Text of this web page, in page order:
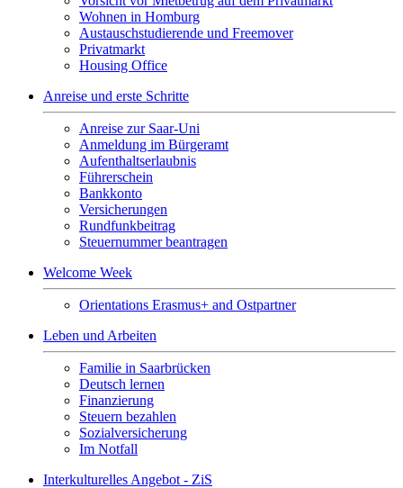
Wohnen in Homburg
Austauschstudierende und Freemover
Privatmarkt
Housing Office
Anreise und erste Schritte
Anreise zur Saar-Uni
Anmeldung im Bürgeramt
Aufenthaltserlaubnis
Führerschein
Bankkonto
Versicherungen
Rundfunkbeitrag
Steuernummer beantragen
Welcome Week
Orientations Erasmus+ and Ostpartner
Leben und Arbeiten
Familie in Saarbrücken
Deutsch lernen
Finanzierung
Steuern bezahlen
Sozialversicherung
Im Notfall
Interkulturelles Angebot - ZiS